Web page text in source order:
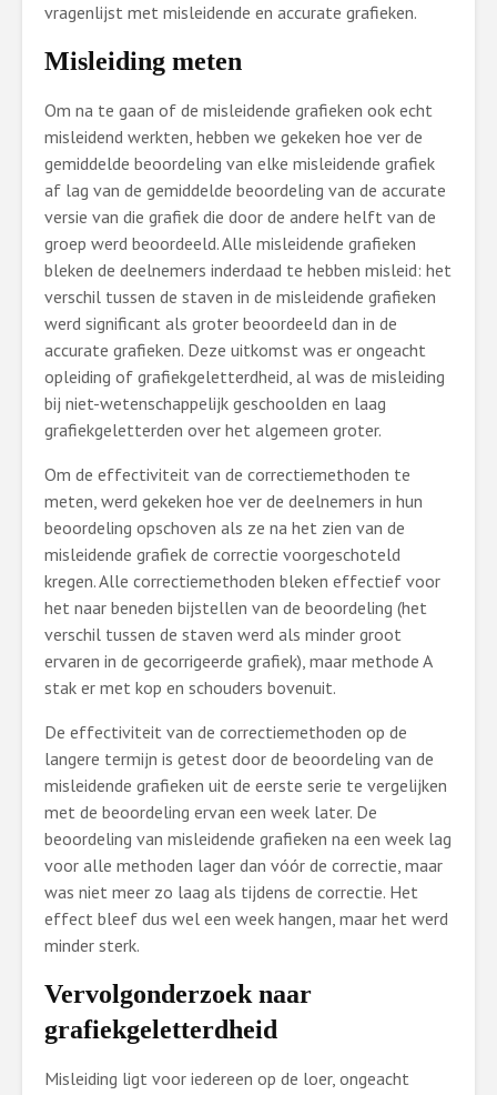
vragenlijst met misleidende en accurate grafieken.
Misleiding meten
Om na te gaan of de misleidende grafieken ook echt
misleidend werkten, hebben we gekeken hoe ver de
gemiddelde beoordeling van elke misleidende grafiek
af lag van de gemiddelde beoordeling van de accurate
versie van die grafiek die door de andere helft van de
groep werd beoordeeld. Alle misleidende grafieken
bleken de deelnemers inderdaad te hebben misleid: het
verschil tussen de staven in de misleidende grafieken
werd significant als groter beoordeeld dan in de
accurate grafieken. Deze uitkomst was er ongeacht
opleiding of grafiekgeletterdheid, al was de misleiding
bij niet-wetenschappelijk geschoolden en laag
grafiekgeletterden over het algemeen groter.
Om de effectiviteit van de correctiemethoden te
meten, werd gekeken hoe ver de deelnemers in hun
beoordeling opschoven als ze na het zien van de
misleidende grafiek de correctie voorgeschoteld
kregen. Alle correctiemethoden bleken effectief voor
het naar beneden bijstellen van de beoordeling (het
verschil tussen de staven werd als minder groot
ervaren in de gecorrigeerde grafiek), maar methode A
stak er met kop en schouders bovenuit.
De effectiviteit van de correctiemethoden op de
langere termijn is getest door de beoordeling van de
misleidende grafieken uit de eerste serie te vergelijken
met de beoordeling ervan een week later. De
beoordeling van misleidende grafieken na een week lag
voor alle methoden lager dan vóór de correctie, maar
was niet meer zo laag als tijdens de correctie. Het
effect bleef dus wel een week hangen, maar het werd
minder sterk.
Vervolgonderzoek naar
grafiekgeletterdheid
Misleiding ligt voor iedereen op de loer, ongeacht